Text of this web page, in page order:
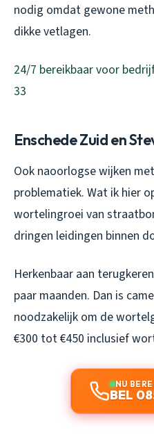
nodig omdat gewone
dikke vetlagen.
24/7 bereikbaar voor
33
Enschede Zuid en
Ook naoorlogse wijken
problematiek. Wat ik hier
wortelingroei van
dringen leidingen binnen
Herkenbaar aan
paar maanden. Dan is
noodzakelijk om de
€300 tot €450 inclusief
NU
BEL